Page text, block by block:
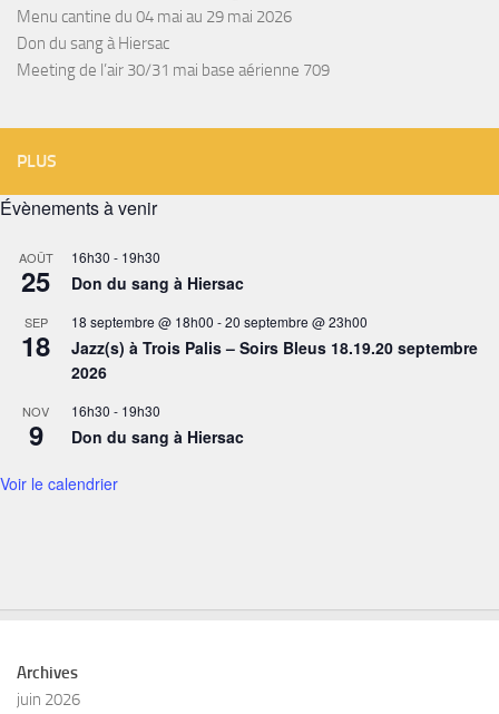
Menu cantine du 04 mai au 29 mai 2026
Don du sang à Hiersac
Meeting de l’air 30/31 mai base aérienne 709
PLUS
Évènements à venir
AOÛT
25
16h30 - 19h30
Don du sang à Hiersac
SEP
18
18 septembre @ 18h00 -20 septembre @ 23h00
Jazz(s) à Trois Palis – Soirs Bleus 18.19.20 septembre
2026
NOV
9
16h30 - 19h30
Don du sang à Hiersac
Voir le calendrier
Archives
juin 2026